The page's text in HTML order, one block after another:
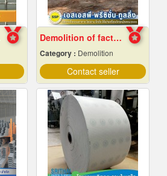
Demolition of factory in Samut Prakan
Category : Demolition
Contact seller